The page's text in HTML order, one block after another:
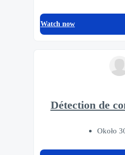
Watch now
Détection de
Około